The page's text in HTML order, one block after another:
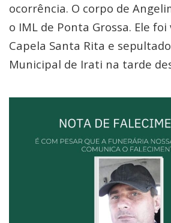
ocorrência. O corpo de
o IML de Ponta Grossa. Ele foi
Capela Santa Rita e
Municipal de Irati na tarde